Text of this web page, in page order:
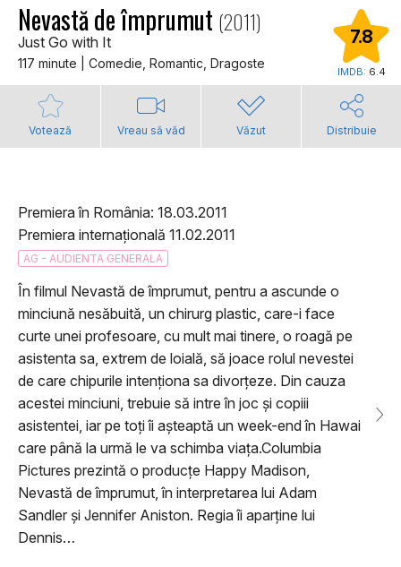
Nevastă de împrumut (2011)
Just Go with It
117 minute | Comedie, Romantic, Dragoste
7.8
IMDB: 6.4
Votează Vreau să văd Văzut Distribuie
Premiera în România: 18.03.2011
Premiera internațională 11.02.2011
AG - AUDIENTA GENERALA
În filmul Nevastă de împrumut, pentru a ascunde o
minciună nesăbuită, un chirurg plastic, care-i face
curte unei profesoare, cu mult mai tinere, o roagă pe
asistenta sa, extrem de loială, să joace rolul nevestei
de care chipurile intenționa sa divorțeze. Din cauza
acestei minciuni, trebuie să intre în joc și copiii
asistentei, iar pe toți îi așteaptă un week-end în Hawai
care până la urmă le va schimba viața.Columbia
Pictures prezintă o producțe Happy Madison,
Nevastă de împrumut, în interpretarea lui Adam
Sandler și Jennifer Aniston. Regia îi aparține lui
Dennis…